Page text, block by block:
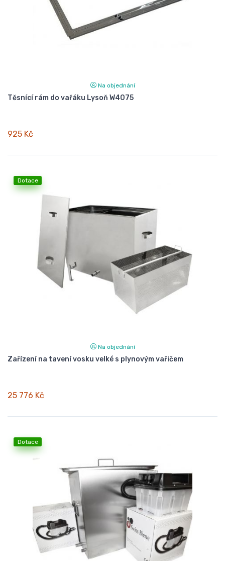
Na objednání
Těsnící rám do vařáku Lysoň W4075
925 Kč
Dotace
Na objednání
Zařízení na tavení vosku velké s plynovým vařičem
25 776 Kč
Dotace